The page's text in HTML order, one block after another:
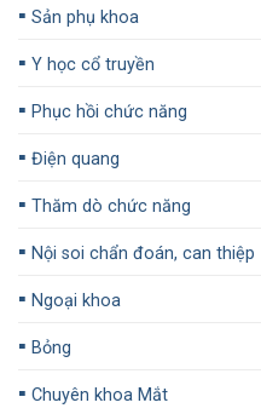
▪️ Sản phụ khoa
▪️ Y học cổ truyền
▪️ Phục hồi chức năng
▪️ Điện quang
▪️ Thăm dò chức năng
▪️ Nội soi chẩn đoán, can thiệp
▪️ Ngoại khoa
▪️ Bỏng
▪️ Chuyên khoa Mắt